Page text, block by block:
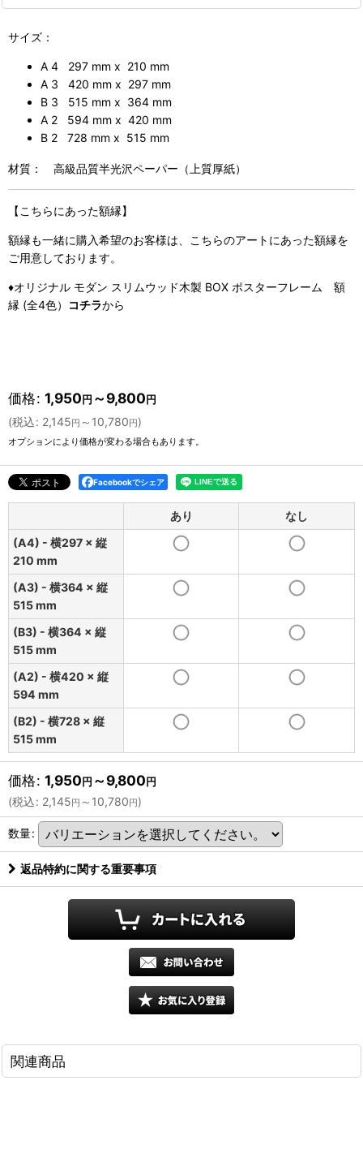
サイズ：
A 4 297 mm x 210 mm
A 3 420 mm x 297 mm
B 3 515 mm x 364 mm
A 2 594 mm x 420 mm
B 2 728 mm x 515 mm
材質： 高級品質半光沢ペーパー（上質厚紙）
【こちらにあった額縁】
額縁も一緒に購入希望のお客様は、こちらのアートにあった額縁を
ご用意しております。
♦オリジナル モダン スリムウッド木製 BOX ポスターフレーム 額
縁 (全4色）
コチラから
価格: 1,950円 ～9,800円
(税込: 2,145円 ～10,780円)
オプションにより価格が変わる場合もあります。
Facebookでシェア
あり
なし
(A4) - 横297 × 縦
210 mm
(A3) - 横364 × 縦
515 mm
(B3) - 横364 × 縦
515 mm
(A2) - 横420 × 縦
594 mm
(B2) - 横728 × 縦
515 mm
価格: 1,950円 ～9,800円
(税込: 2,145円 ～10,780円)
数量:
返品特約に関する重要事項
関連商品